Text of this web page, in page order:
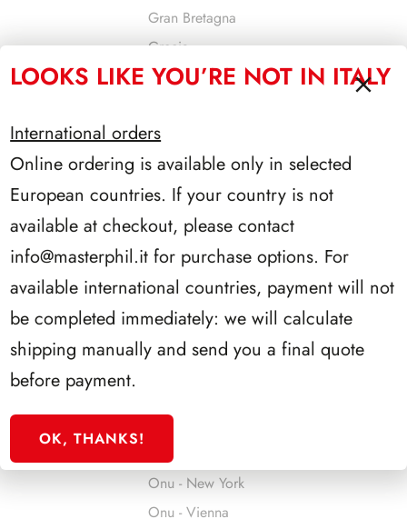
Gran Bretagna
Grecia
Guernsey
Jersey
Jugoslavia
Liechtenstein
Lituania
Lussemburgo
Malta
Man
Monaco
Olanda
Onu - Ginevra
Onu - New York
Onu - Vienna
LOOKS LIKE YOU’RE NOT IN ITALY
International orders
Online ordering is available only in selected
European countries. If your country is not
available at checkout, please contact
info@masterphil.it for purchase options. For
available international countries, payment will not
be completed immediately: we will calculate
shipping manually and send you a final quote
before payment.
OK, THANKS!